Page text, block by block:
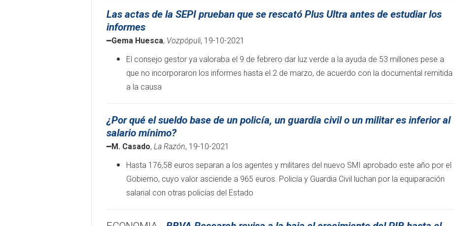
Las actas de la SEPI prueban que se rescató Plus Ultra antes de estudiar los
informes
━Gema Huesca, Vozpópuli, 19-10-2021
El consejo gestor ya valoraba el 9 de febrero dar luz verde a la ayuda de 53 millones pese a
que no incorporaron los informes hasta el 2 de marzo, de acuerdo con la documental remitida
a la causa
¿Por qué el sueldo base de un policía, un guardia civil o un militar es inferior al
salario mínimo?
━M. Casado, La Razón, 19-10-2021
Hasta 176,58 euros separan a los agentes y militares del nuevo SMI aprobado este año por el
Gobierno, cuyo valor asciende a 965 euros. Policía y Guardia Civil luchan por la equiparación
salarial con otras policías del Estado